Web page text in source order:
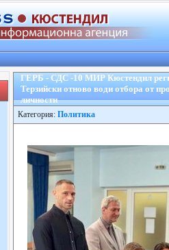
ГЕРБ - СДС -10 МИР Кюстендил
Терзийски отново води отбора от
личности
Категория: Политика